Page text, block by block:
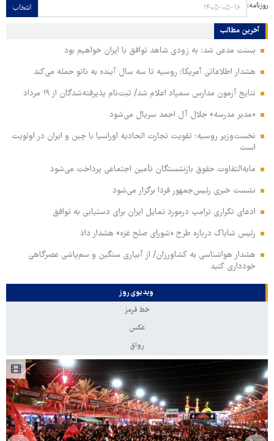
روزنامه: انتخاب
آخرین مطالب
بسنت مدعی شد: به زودی شاهد توافق با ایران خواهیم بود
هشدار اطلاعاتی آمریکا: روسیه تا سه سال آینده به ناتو حمله می‌کند
نتایج آزمون مدارس سمپاد اعلام شد/ ثبت‌نام پذیرفته‌شدگان از ۱۹ مرداد
«مدیر مدرسه» جلال آل احمد سریال می‌شود
نخست‌وزیر روسیه:‌ تقویت تجارت اتحادیه اوراسیا با چین و ایران در اولویت
است
مابه‌التفاوت حقوق بازنشستگان تأمین اجتماعی پرداخت می‌شود
نشست خبری رئیس‌جمهور فردا برگزار می‌شود
ادعای تکراری ترامپ درمورد تمایل ایران برای دستیابی به توافق
رئیس شاباک درباره طرح «شورای صلح غزه» هشدار داد
هشدار هواشناسی به کشاورزان/ از آبیاری سنگین و سم‌پاشی عصرگاهی
خودداری کنید
ویدیوی روز
خط قرمز
عکس
رواق